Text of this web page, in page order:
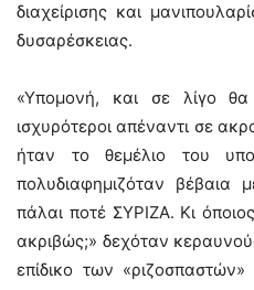
διαχείρισης και
δυσαρέσκειας.
«Υπομονή, και σε λίγο θα
ισχυρότεροι απέναντι σε
ήταν το θεμέλιο του
πολυδιαφημιζόταν βέβαια
πάλαι ποτέ ΣΥΡΙΖΑ. Κι
ακριβώς;» δεχόταν
επίδικο των